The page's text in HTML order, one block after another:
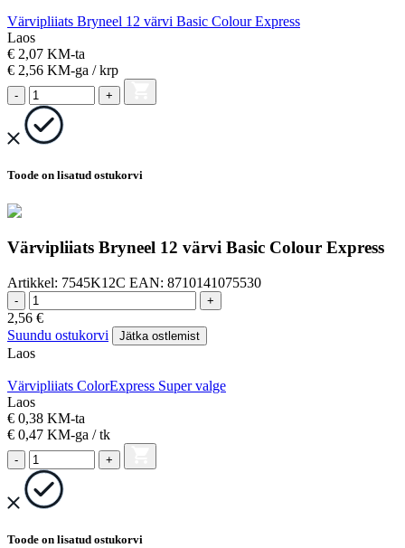
Värvipliiats Bryneel 12 värvi Basic Colour Express
Laos
€ 2,07 KM-ta
€ 2,56 KM-ga / krp
- +
Toode on lisatud ostukorvi
Värvipliiats Bryneel 12 värvi Basic Colour Express
Artikkel: 7545K12C EAN: 8710141075530
- +
2,56 €
Suundu ostukorvi
Jätka ostlemist
Laos
Värvipliiats ColorExpress Super valge
Laos
€ 0,38 KM-ta
€ 0,47 KM-ga / tk
- +
Toode on lisatud ostukorvi